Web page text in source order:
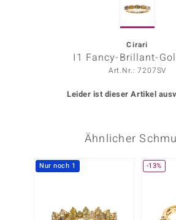
Cirari
I1 Fancy-Brillant-
Art.Nr.: 7207SV
Leider ist dieser Artikel
Ähnlicher
Nur noch 1 -13%